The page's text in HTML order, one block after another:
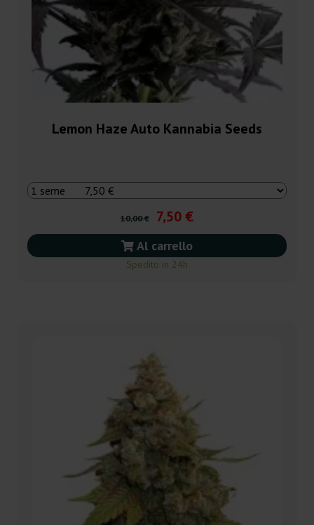
Lemon Haze Auto Kannabia Seeds
10,00 € 7,50 €
Al carrello
Spedito in 24h